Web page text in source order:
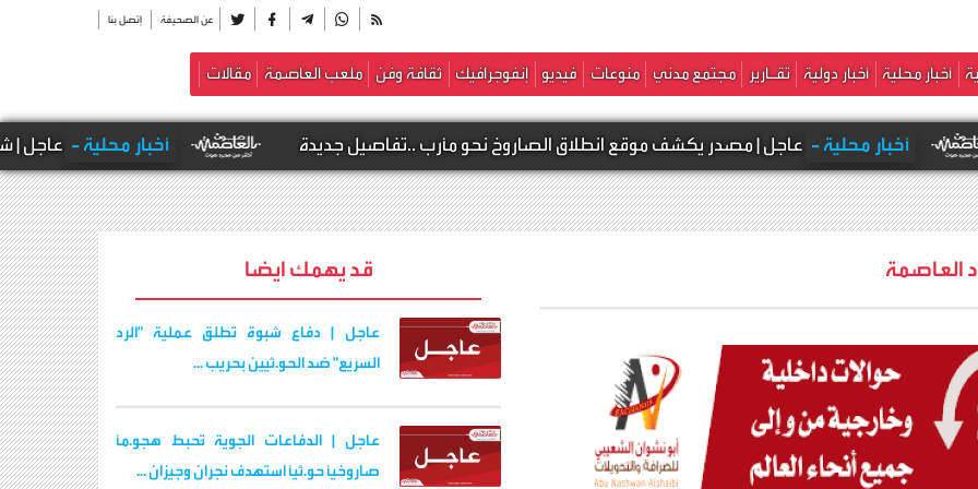
عن الصحيفة إتصل بنا
أخبار محلية أخبار دولية تقـارير مجتمع مدني منوعات فيديو إنفوجرافيك ثقافة وفن ملعب العاصمة مقالات
- عاجل | مصدر يكشف موقع انطلاق الصاروخ نحو مأرب ..تفاصيل جديدة أخبار محلية - عاجل | شهداء وجرحى في
العاصمة قد يهمك ايضا
عاجل | دفاع شبوة تطلق عملية "الرد
السريع" ضد الحو.ثيين بحريب ...
عاجل | الدفاعات الجوية تُحبط هجو.مًا
صاروخيًا حو.ثيًا استهدف نجران وجيزان ...